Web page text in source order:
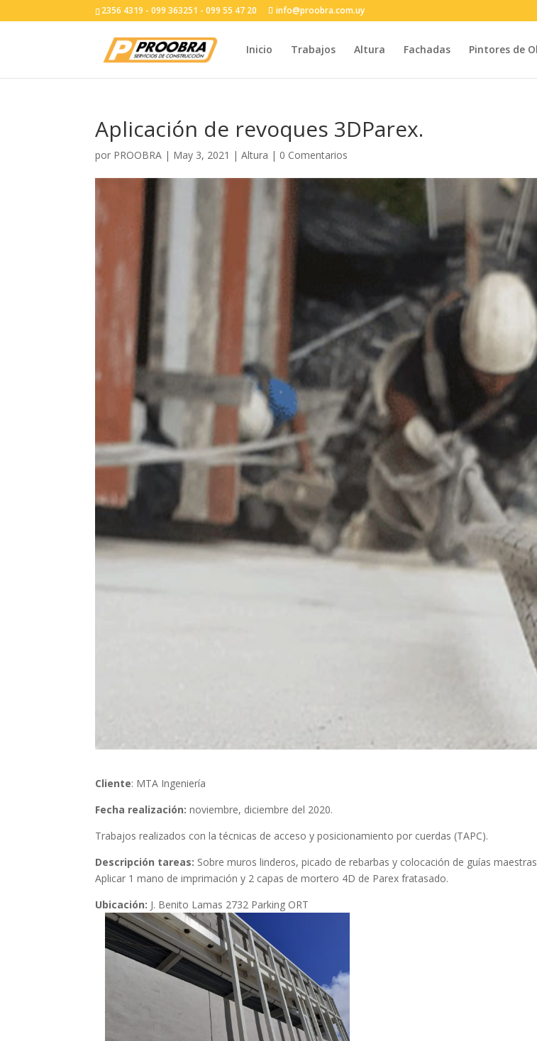
2356 4319 - 099 363251 - 099 55 47 20 info@proobra.com.uy
Inicio Trabajos Altura Fachadas Pintores de
Aplicación de revoques 3DParex.
por PROOBRA | May 3, 2021 |Altura | 0 Comentarios
Cliente: MTA Ingeniería
Fecha realización: noviembre, diciembre del 2020.
Trabajos realizados con la técnicas de acceso y posicionamiento por cuerdas (TAPC).
Descripción tareas: Sobre muros linderos, picado de rebarbas y colocación de guías
Aplicar 1 mano de imprimación y 2 capas de mortero 4D de Parex fratasado.
Ubicación: J. Benito Lamas 2732 Parking ORT